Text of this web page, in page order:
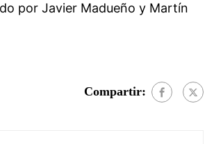
por Javier Madueño y Martín
Compartir: